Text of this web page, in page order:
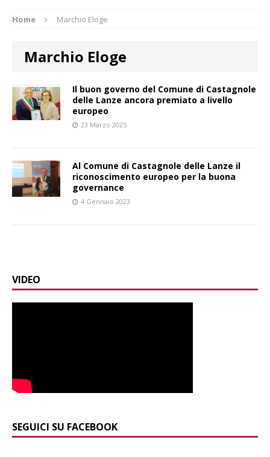
Home Marchio Eloge
Marchio Eloge
Il buon governo del Comune di Castagnole
delle Lanze ancora premiato a livello
europeo
23 Marzo 2025
Al Comune di Castagnole delle Lanze il
riconoscimento europeo per la buona
governance
4 Gennaio 2023
VIDEO
SEGUICI SU FACEBOOK